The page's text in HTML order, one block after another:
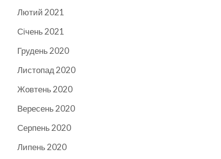
Лютий 2021
Січень 2021
Грудень 2020
Листопад 2020
Жовтень 2020
Вересень 2020
Серпень 2020
Липень 2020